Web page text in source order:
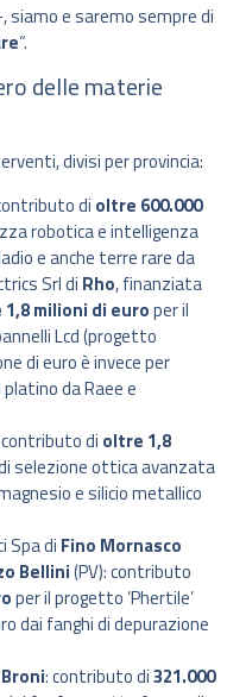
siamo e saremo sempre di
“.
delle materie
divisi per provincia:
di oltre 600.000
robotica e intelligenza
e anche terre rare da
Srl di Rho, finanziata
milioni di europer il
Lcd (progetto
di euro è invece per
da Raee e
di oltre 1,8
selezione ottica avanzata
e silicio metallico
Spa di Fino Mornasco
Bellini(PV): contributo
per il progetto ‘Phertile’
dai fanghi di depurazione
Broni: contributo di321.000